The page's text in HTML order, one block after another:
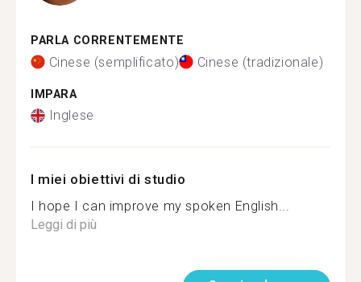
PARLA CORRENTEMENTE
Cinese (semplificato) Cinese (tradizionale)
IMPARA
Inglese
I miei obiettivi di studio
I hope I can improve my spoken English...
Leggi di più